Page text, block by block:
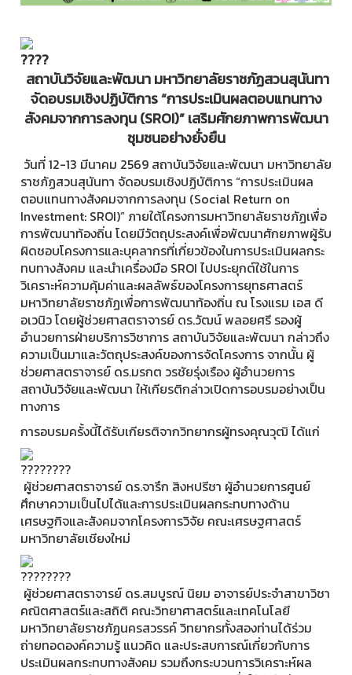
สถาบันวิจัยและพัฒนา มหาวิทยาลัยราชภัฏสวนสุนันทา
จัดอบรมเชิงปฏิบัติการ “การประเมินผลตอบแทนทาง
สังคมจากการลงทุน (SROI)” เสริมศักยภาพการพัฒนา
ชุมชนอย่างยั่งยืน
วันที่ 12-13 มีนาคม 2569 สถาบันวิจัยและพัฒนา มหาวิทยาลัย
ราชภัฏสวนสุนันทา จัดอบรมเชิงปฏิบัติการ “การประเมินผล
ตอบแทนทางสังคมจากการลงทุน (Social Return on
Investment: SROI)” ภายใต้โครงการมหาวิทยาลัยราชภัฏเพื่อ
การพัฒนาท้องถิ่น โดยมีวัตถุประสงค์เพื่อพัฒนาศักยภาพผู้รับ
ผิดชอบโครงการและบุคลากรที่เกี่ยวข้องในการประเมินผลกระ
ทบทางสังคม และนำเครื่องมือ SROI ไปประยุกต์ใช้ในการ
วิเคราะห์ความคุ้มค่าและผลลัพธ์ของโครงการยุทธศาสตร์
มหาวิทยาลัยราชภัฏเพื่อการพัฒนาท้องถิ่น ณ โรงแรม เอส ดี
อเวนิว โดยผู้ช่วยศาสตราจารย์ ดร.วัฒน์ พลอยศรี รองผู้
อำนวยการฝ่ายบริการวิชาการ สถาบันวิจัยและพัฒนา กล่าวถึง
ความเป็นมาและวัตถุประสงค์ของการจัดโครงการ จากนั้น ผู้
ช่วยศาสตราจารย์ ดร.มรกต วรชัยรุ่งเรือง ผู้อำนวยการ
สถาบันวิจัยและพัฒนา ให้เกียรติกล่าวเปิดการอบรมอย่างเป็น
ทางการ
การอบรมครั้งนี้ได้รับเกียรติจากวิทยากรผู้ทรงคุณวุฒิ ได้แก่
ผู้ช่วยศาสตราจารย์ ดร.จารึก สิงหปรีชา ผู้อำนวยการศูนย์
ศึกษาความเป็นไปได้และการประเมินผลกระทบทางด้าน
เศรษฐกิจและสังคมจากโครงการวิจัย คณะเศรษฐศาสตร์
มหาวิทยาลัยเชียงใหม่
ผู้ช่วยศาสตราจารย์ ดร.สมบูรณ์ นิยม อาจารย์ประจำสาขาวิชา
คณิตศาสตร์และสถิติ คณะวิทยาศาสตร์และเทคโนโลยี
มหาวิทยาลัยราชภัฏนครสวรรค์ วิทยากรทั้งสองท่านได้ร่วม
ถ่ายทอดองค์ความรู้ แนวคิด และประสบการณ์เกี่ยวกับการ
ประเมินผลกระทบทางสังคม รวมถึงกระบวนการวิเคราะห์ผล